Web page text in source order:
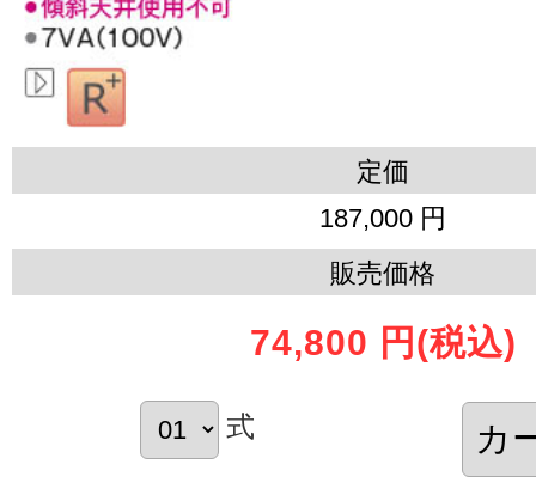
定価
187,000 円
販売価格
74,800 円 (税込)
式